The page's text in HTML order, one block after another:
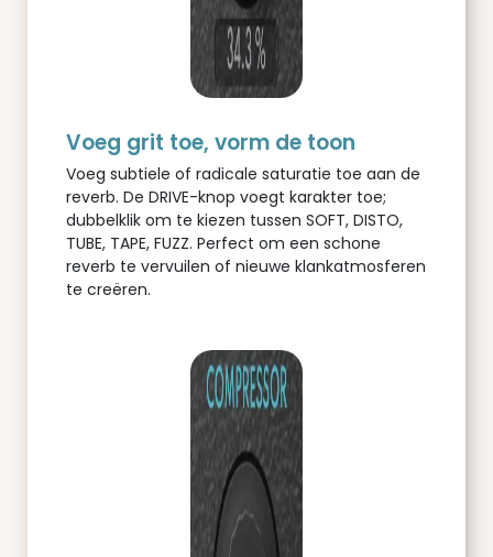
Voeg grit toe, vorm de toon
Voeg subtiele of radicale saturatie toe aan de
reverb. De DRIVE-knop voegt karakter toe;
dubbelklik om te kiezen tussen SOFT, DISTO,
TUBE, TAPE, FUZZ. Perfect om een schone
reverb te vervuilen of nieuwe klankatmosferen
te creëren.